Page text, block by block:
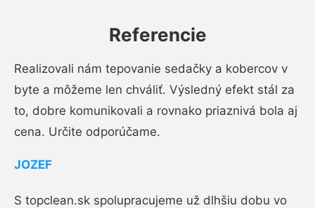
Referencie
Realizovali nám tepovanie sedačky a kobercov v
byte a môžeme len chváliť. Výsledný efekt stál za
to, dobre komunikovali a rovnako priaznivá bola aj
cena. Určite odporúčame.
JOZEF
S topclean.sk spolupracujeme už dlhšiu dobu vo